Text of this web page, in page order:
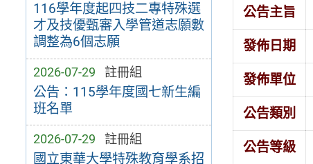
116學年度起四技二專特殊選
才及技優甄審入學管道志願數
調整為6個志願
2026-07-29 註冊組
公告：115學年度國七新生編
班名單
2026-07-29 註冊組
國立東華大學特殊教育學系招
公告主旨
發佈日期
發佈單位
公告類別
公告等級